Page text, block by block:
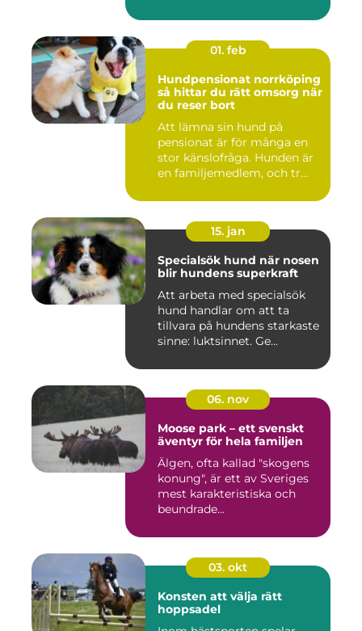
01. feb
Hundpensionat norrköping
så hittar du rätt omsorg när
du reser bort
Att lämna sin hund på
pensionat är för många en
stor känslofråga. Hunden är
en familjemedlem, och tr...
15. jan
Specialsök hund när nosen
blir hundens superkraft
Att arbeta med specialsök
hund handlar om att ta
tillvara på hundens starkaste
sinne: luktsinnet. Ge...
06. nov
Moose park – ett svenskt
äventyr för hela familjen
Älgen, ofta kallad "skogens
konung", är ett av Sveriges
mest karakteristiska och
beundrade...
03. okt
Konsten att välja rätt
hoppsadel